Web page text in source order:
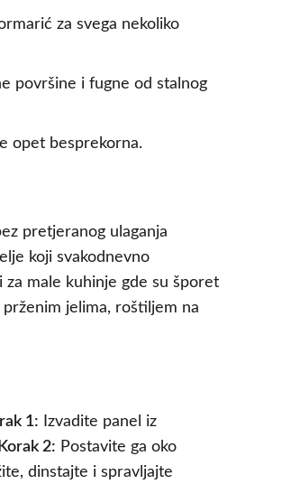
za svega nekoliko
površine i fugne od stalnog
opet besprekorna.
pretjeranog ulaganja
koji svakodnevno
male kuhinje gde su šporet
jelima, roštiljem na
1: Izvadite panel iz
Korak 2: Postavite ga oko
dinstajte i spravljajte